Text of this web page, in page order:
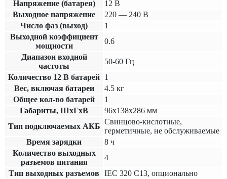
Напряжение (батарея)
12 В
Выходное напряжение
220 — 240 В
Число фаз (выход)
1
Выходной коэффициент
мощности
0.6
Диапазон входной
частоты
50-60 Гц
Количество 12 В батарей 1
Вес, включая батареи
4.5 кг
Общее кол-во батарей
1
Габариты, ШхГхВ
96х138х286 мм
Тип подключаемых АКБ
Свинцово-кислотные,
герметичные, не обслуживаемые
Время зарядки
8 ч
Количество выходных
разъемов питания
4
Тип выходных разъемов
IEC 320 C13, опционально